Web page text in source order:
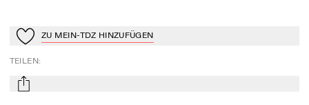
Zu Mein-TdZ hinzufügen
ZU MEIN-TDZ HINZUFÜGEN
TEILEN:
mail